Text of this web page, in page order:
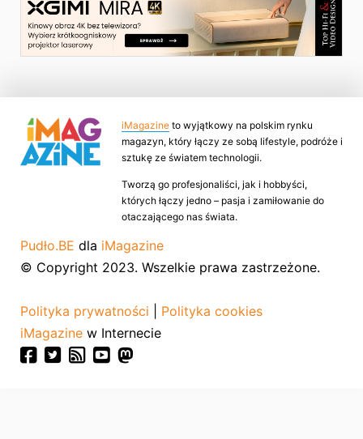
iMagazine to wyjątkowy na polskim rynku
magazyn, który łączy ze sobą lifestyle, podróże i
sztukę ze światem technologii.
Tworzą go profesjonaliści, jak i hobbyści,
których łączy jedno – pasja i zamiłowanie do
otaczającego nas świata.
Pudło.BE dla iMagazine
© Copyright 2023. Wszelkie prawa zastrzeżone.
Polityka prywatności
Polityka cookies
iMagazine w Internecie